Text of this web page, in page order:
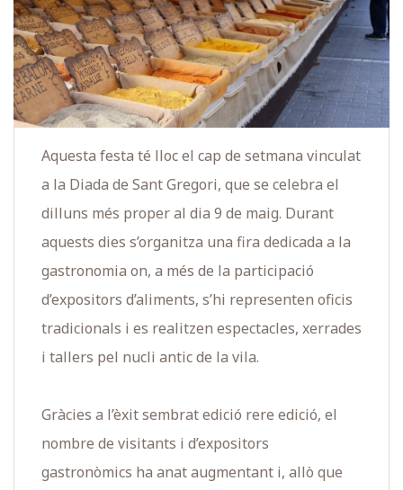
Aquesta festa té lloc el cap de setmana vinculat
a la Diada de Sant Gregori, que se celebra el
dilluns més proper al dia 9 de maig. Durant
aquests dies s’organitza una fira dedicada a la
gastronomia on, a més de la participació
d’expositors d’aliments, s’hi representen oficis
tradicionals i es realitzen espectacles, xerrades
i tallers pel nucli antic de la vila.
Gràcies a l’èxit sembrat edició rere edició, el
nombre de visitants i d’expositors
gastronòmics ha anat augmentant i, allò que